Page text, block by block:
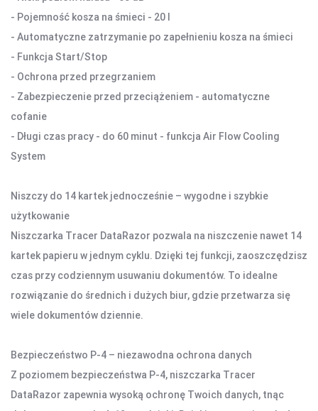
KAMERY DO MONITORINGU
KAMERY SPORTOWE OUTDOOROWE
APARATY
SMARTWATCHE I TABLETY
SMARTWATCHE
UCHWYTY DO SMARTFONÓW
TABLETY
WALKIE TALKIE
UCHWYTY I AKCESORIA TV
UCHWYTY TV/LCD
NISZCZARKI I LAMINATORY
ŚRODKI CZYSZCZĄCE
SEJFY I ZABEZPIECZENIA
- Pojemność kosza na śmieci - 20 l
- Automatyczne zatrzymanie po zapełnieniu kosza na śmieci
- Funkcja Start/Stop
- Ochrona przed przegrzaniem
- Zabezpieczenie przed przeciążeniem - automatyczne
cofanie
- Długi czas pracy - do 60 minut - funkcja Air Flow Cooling
System
Niszczy do 14 kartek jednocześnie – wygodne i szybkie
użytkowanie
Niszczarka Tracer DataRazor pozwala na niszczenie nawet 14
kartek papieru w jednym cyklu. Dzięki tej funkcji, zaoszczędzisz
czas przy codziennym usuwaniu dokumentów. To idealne
rozwiązanie do średnich i dużych biur, gdzie przetwarza się
wiele dokumentów dziennie.
Bezpieczeństwo P-4 – niezawodna ochrona danych
Z poziomem bezpieczeństwa P-4, niszczarka Tracer
DataRazor zapewnia wysoką ochronę Twoich danych, tnąc